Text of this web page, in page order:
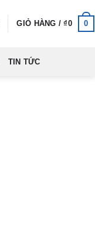
GIỎ HÀNG /₫0 0
TIN TỨC